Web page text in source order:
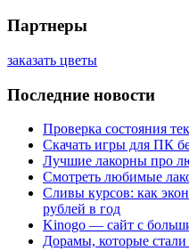
Партнеры
заказать цветы
Последние новости
Проверка состояния
Скачать игры для ПК
Лучшие лакорны про
Смотреть любимые
Сливы курсов: как
рублей в год
Kinogo — сайт с
Дорамы, которые